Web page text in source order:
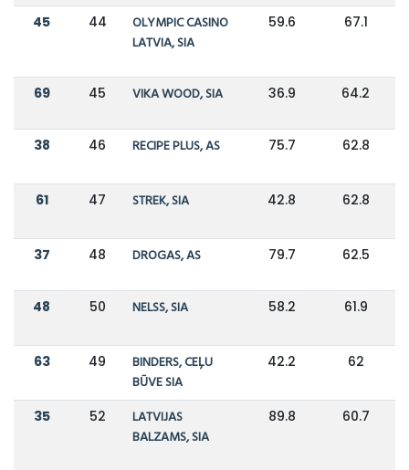
45 44
OLYMPIC CASINO
LATVIA, SIA
59.6 67.1
69 45 VIKA WOOD, SIA 36.9 64.2
38 46 RECIPE PLUS, AS 75.7 62.8
61 47 STREK, SIA 42.8 62.8
37 48 DROGAS, AS 79.7 62.5
48 50 NELSS, SIA 58.2 61.9
63 49
BINDERS, CEĻU
BŪVE SIA
42.2 62
35 52
LATVIJAS
BALZAMS, SIA
89.8 60.7